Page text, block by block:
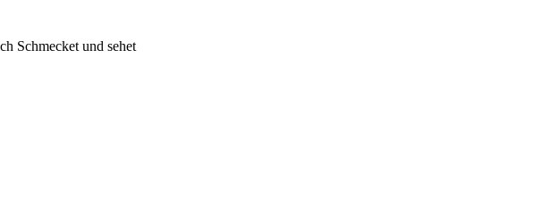
Schmecket und sehet